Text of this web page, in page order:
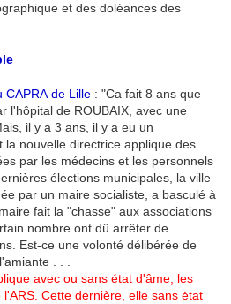
et des doléances des
CAPRA de Lille : "Ca fait 8 ans que
l'hôpital de ROUBAIX, avec une
il y a 3 ans, il y a eu un
nouvelle directrice applique des
par les médecins et les personnels
élections municipales, la ville
par un maire socialiste, a basculé à
fait la "chasse" aux associations
nombre ont dû arrêter de
Est-ce une volonté délibérée de
. . .
avec ou sans état d'âme, les
Cette dernière, elle sans ėtat